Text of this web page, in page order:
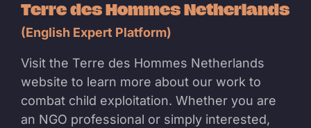
Terre des Hommes Netherlands
(English Expert Platform)
Visit the Terre des Hommes Netherlands
website to learn more about our work to
combat child exploitation. Whether you are
an NGO professional or simply interested,